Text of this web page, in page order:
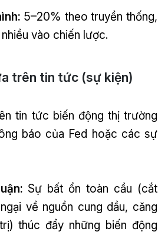
5–20% theo truyền thống,
vào chiến lược.
trên tin tức (sự kiện)
tin tức biến động thị trường
báo của Fed hoặc các sự
Sự bất ổn toàn cầu (cắt
về nguồn cung dầu, căng
thúc đẩy những biến động